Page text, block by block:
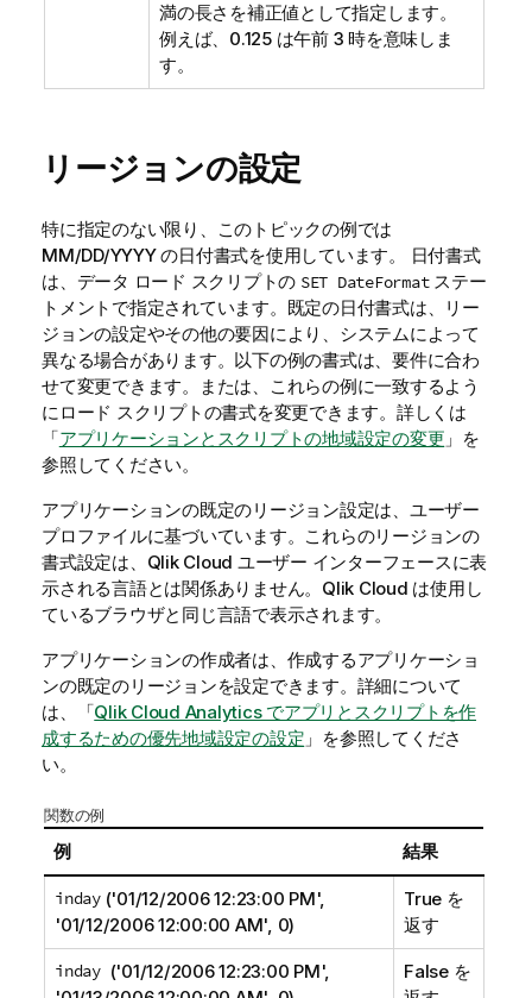
満の長さを補正値として指定します。
例えば、0.125 は午前 3 時を意味しま
す。
リージョンの設定
特に指定のない限り、このトピックの例では
MM/DD/YYYY の日付書式を使用しています。 日付書式
は、データ ロード スクリプトの SET DateFormatステー
トメントで指定されています。既定の日付書式は、リー
ジョンの設定やその他の要因により、システムによって
異なる場合があります。以下の例の書式は、要件に合わ
せて変更できます。または、これらの例に一致するよう
にロード スクリプトの書式を変更できます。 詳しくは
「アプリケーションとスクリプトの地域設定の変更 」を
参照してください。
アプリケーションの既定のリージョン設定は、ユーザー
プロファイルに基づいています。これらのリージョンの
書式設定は、 Qlik Cloud ユーザー インターフェースに表
示される言語とは関係ありません。 Qlik Cloud は使用し
ているブラウザと同じ言語で表示されます。
アプリケーションの作成者は、作成するアプリケーショ
ンの既定のリージョンを設定できます。詳細について
は、「Qlik Cloud Analytics でアプリとスクリプトを作
成するための優先地域設定の設定 」を参照してくださ
い。
関数の例
例 結果
inday('01/12/2006 12:23:00 PM',
'01/12/2006 12:00:00 AM', 0)
True を
返す
inday ('01/12/2006 12:23:00 PM',
False を